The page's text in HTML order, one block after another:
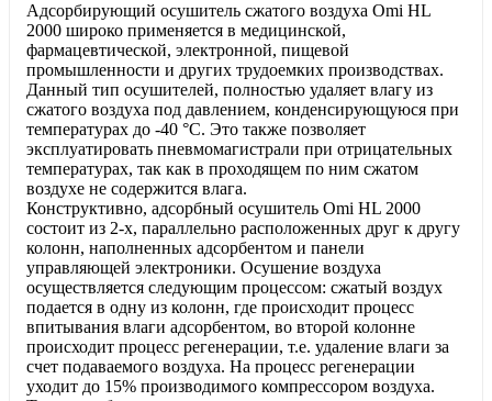
Адсорбирующий осушитель сжатого воздуха Omi HL
2000 широко применяется в медицинской,
фармацевтической, электронной, пищевой
промышленности и других трудоемких производствах.
Данный тип осушителей, полностью удаляет влагу из
сжатого воздуха под давлением, конденсирующуюся при
температурах до -40 °С. Это также позволяет
эксплуатировать пневмомагистрали при отрицательных
температурах, так как в проходящем по ним сжатом
воздухе не содержится влага.
Конструктивно, адсорбный осушитель Omi HL 2000
состоит из 2-х, параллельно расположенных друг к другу
колонн, наполненных адсорбентом и панели
управляющей электроники. Осушение воздуха
осуществляется следующим процессом: сжатый воздух
подается в одну из колонн, где происходит процесс
впитывания влаги адсорбентом, во второй колонне
происходит процесс регенерации, т.е. удаление влаги за
счет подаваемого воздуха. На процесс регенерации
уходит до 15% производимого компрессором воздуха.